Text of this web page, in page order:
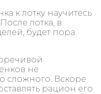
к лотку научитесь
лотка, в
будет пора
не
сложного. Вскоре
рацион его